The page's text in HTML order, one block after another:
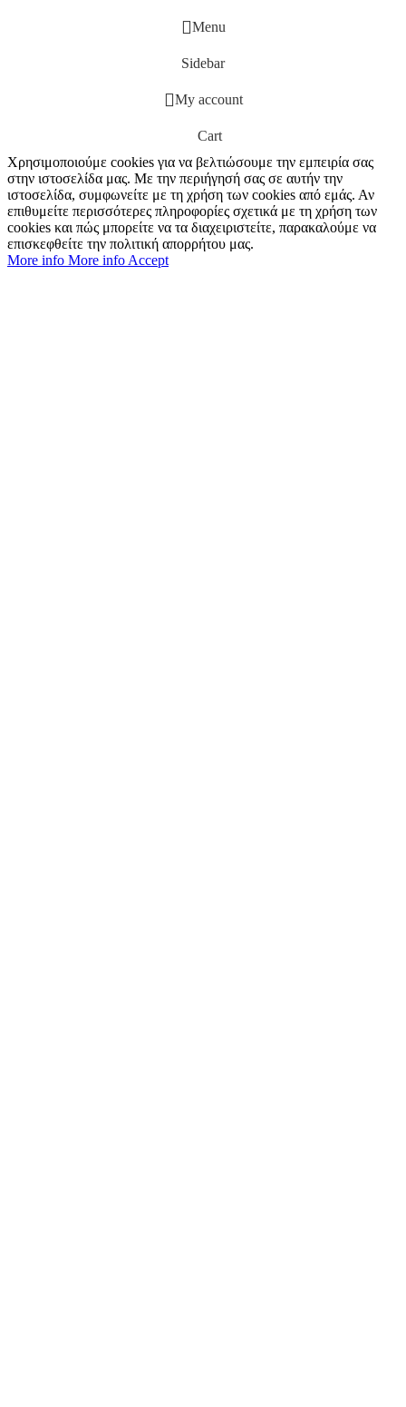
Menu
Sidebar
My account
Cart
Χρησιμοποιούμε cookies για να βελτιώσουμε την εμπειρία σας
στην ιστοσελίδα μας. Με την περιήγησή σας σε αυτήν την
ιστοσελίδα, συμφωνείτε με τη χρήση των cookies από εμάς. Αν
επιθυμείτε περισσότερες πληροφορίες σχετικά με τη χρήση των
cookies και πώς μπορείτε να τα διαχειριστείτε, παρακαλούμε να
επισκεφθείτε την πολιτική απορρήτου μας.
More info More info Accept